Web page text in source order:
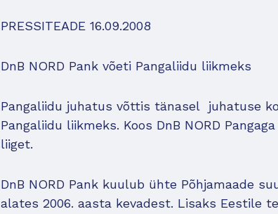
PRESSITEADE 16.09.2008
DnB NORD Pank võeti Pangaliidu liikmeks
Pangaliidu juhatus võttis tänasel juhatuse
Pangaliidu liikmeks. Koos DnB NORD
liiget.
DnB NORD Pank kuulub ühte Põhjamaade
alates 2006. aasta kevadest. Lisaks Eestile